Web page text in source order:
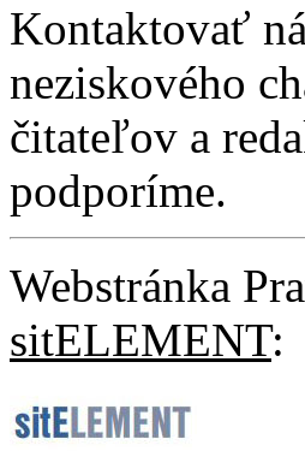
Kontaktovať
neziskového
čitateľov a
podporíme.
Webstránka
sitELEMENT: